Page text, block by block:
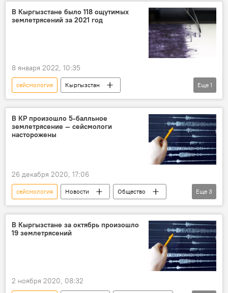
видео
Хатай
В Кыргызстане было 118 ощутимых
землетрясений за 2021 год
8 января 2022, 10:35
сейсмология
Кыргызстан
землетрясение
год
Еще 1
В КР произошло 5-балльное
землетрясение — сейсмологи
насторожены
26 декабря 2020, 17:06
сейсмология Новости
Общество
Происшествия
Кыргызстан
землетрясение
Еще 3
В Кыргызстане за октябрь произошло
19 землетрясений
2 ноября 2020, 08:32